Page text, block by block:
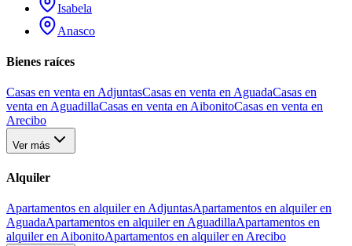
Isabela
Anasco
Bienes raíces
Casas en venta en AdjuntasCasas en venta en AguadaCasas en
venta en AguadillaCasas en venta en AibonitoCasas en venta en
Arecibo
Ver más
Alquiler
Apartamentos en alquiler en AdjuntasApartamentos en alquiler en
AguadaApartamentos en alquiler en AguadillaApartamentos en
alquiler en AibonitoApartamentos en alquiler en Arecibo